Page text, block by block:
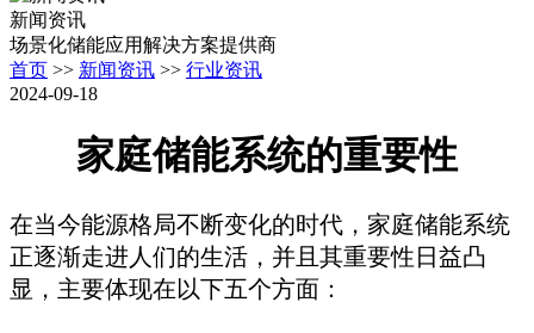
新闻资讯
场景化储能应用解决方案提供商
首页 >> 新闻资讯 >> 行业资讯
2024-09-18
家庭储能系统的重要性
在当今能源格局不断变化的时代，家庭储能系统
正逐渐走进人们的生活，并且其重要性日益凸
显，主要体现在以下五个方面：